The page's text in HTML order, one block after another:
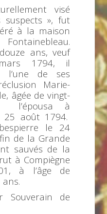
visé
», fut
à la maison
ans, veuf
1794, il
l’une de ses
Marie-
âgée de vingt-
à
25 août 1794.
le 24
de la Grande
sauvés de la
à Compiègne
à l’âge de
ans.
de